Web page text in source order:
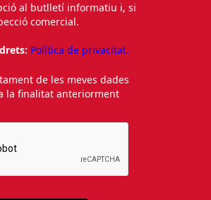
al butlletí informatiu i, si
comercial.
Política de privacitat.
de les meves dades
la finalitat anteriorment